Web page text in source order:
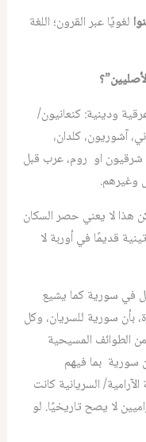
لغويًا عبر القرون؛ اللغة
ودينية: كنعانيون/
آشوريون، كلدان،
شرقيون او روم، عرب قبل
وغيرهم.
هذا لا يعني حصر السكان
قديمًا في أوربة لا
في سورية كما يشيع
بأن سورية للسريان، وكل
الطوائف المسيحية
سورية بما فيهم
السريانية كانت
لا يصح تاريخيًا. لو